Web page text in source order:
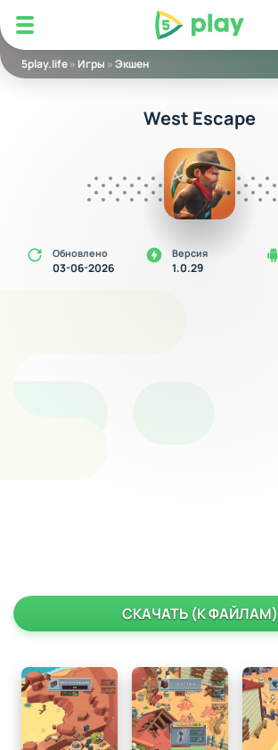
5play
5play.life» Игры »Экшен
West Escape
Обновлено
03-06-2026
Версия
1.0.29
СКАЧАТЬ (К ФАЙЛАМ)